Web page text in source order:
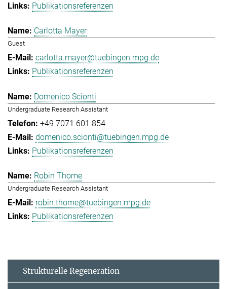
Publikationsreferenzen
Carlotta Mayer
Guest
carlotta.mayer@tuebingen.mpg.de
Publikationsreferenzen
Domenico Scionti
Undergraduate Research Assistant
+49 7071 601 854
domenico.scionti@tuebingen.mpg.de
Publikationsreferenzen
Robin Thome
Undergraduate Research Assistant
robin.thome@tuebingen.mpg.de
Publikationsreferenzen
Strukturelle Regeneration